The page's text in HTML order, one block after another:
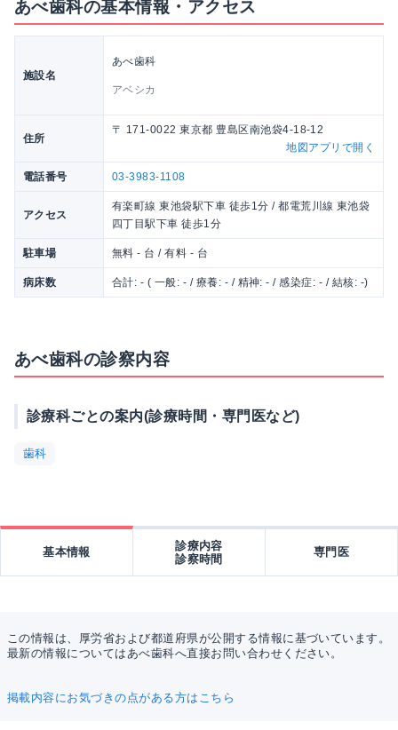
あべ歯科の基本情報・アクセス
施設名
あべ歯科
アベシカ
住所
〒 171-0022 東京都 豊島区南池袋4-18-12
地図アプリで開く
電話番号 03-3983-1108
アクセス
有楽町線 東池袋駅下車 徒歩1分 / 都電荒川線 東池袋
四丁目駅下車 徒歩1分
駐車場 無料 - 台 / 有料 - 台
病床数 合計: - ( 一般: - / 療養: - / 精神: - / 感染症: - / 結核: -)
あべ歯科の診察内容
診療科ごとの案内(診療時間・専門医など)
歯科
基本情報
診療内容
診察時間
専門医
この情報は、厚労省および都道府県が公開する情報に基づいています。
最新の情報についてはあべ歯科へ直接お問い合わせください。
掲載内容にお気づきの点がある方はこちら